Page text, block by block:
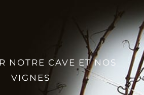
NOTRE CAVE ET NOS
VIGNES